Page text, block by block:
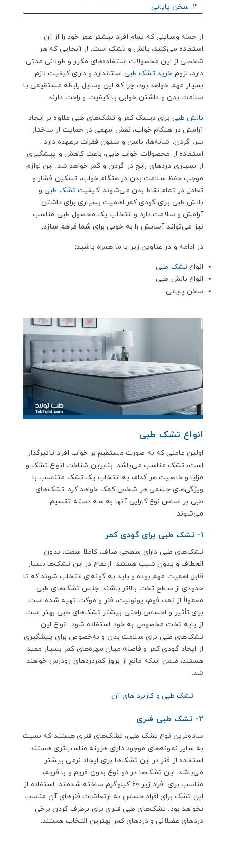
3. سخن پایانی
از جمله وسایلی که تمام افراد بیشتر عمر خود را از آن
استفاده می‌کنند، بالش و تشک است. از آنجایی که هر
شخصی از این محصولات استفاده‌های مکرر و طولانی مدتی
دارد، لزوم خرید تشک طبی استاندارد و دارای کیفیت لازم
بسیار مهم خواهد بود، چرا که این وسایل رابطه مستقیمی با
سلامت بدن و داشتن خوابی با کیفیت و راحت دارند.
بالش طبی برای دیسک کمر و تشک‌های طبی علاوه بر ایجاد
آرامش در هنگام خواب، نقش مهمی در حمایت از ساختار
سر، گردن، شانه‌ها، باسن و ستون فقرات برعهده دارد.
استفاده از محصولات خواب طبی، باعث کاهش و پیشگیری
از بسیاری دردهای رایج در گردن و کمر خواهد شد. این لوازم
موجب حفظ سلامت بدن در هنگام خواب، تسکین فشار و
تعادل در تمام نقاط بدن می‌شوند. کیفیتتشک طبی و
بالش طبی برای گودی کمر اهمیت بسیاری برای داشتن
آرامش و سلامت دارد و انتخاب یک محصول طبی مناسب
نیز می‌تواند آسایش را به خوبی برای شما فراهم سازد.
در ادامه و در عناوین زیر با ما همراه باشید:
انواع تشک طبی
انواع بالش طبی
سخن پایانی
انواع تشک طبی
اولین عاملی که به صورت مستقیم بر خواب افراد تاثیرگذار
است، تشک مناسب می‌باشد. بنابراین شناخت انواع تشک و
مزایا و خاصیت هر کدام، به انتخاب یک تشک متناسب با
ویژگی‌های جسمی هر شخص کمک خواهد کرد. تشک‌های
طبی بر اساس نوع کارایی آنها به سه دسته تقسیم
می‌شوند:
1- تشک طبی برای گودی کمر
تشک‌های طبی دارای سطحی صاف، کاملاً سفت، بدون
انعطاف و بدون شیب هستند. ارتفاع در این تشک‌ها بسیار
قابل اهمیت مهم بوده و باید به گونه‌ای انتخاب شوند که تا
حدودی از سطح تخت بالاتر باشند. جنس تشک‌های طبی
معمولاً از نمد، فوم، یونولیت، فنر و موکت تهیه شده است.
برای تأثیر و احساس راحتی بیشتر تشک‌های طبی بهتر است
از پایه تخت مخصوص به خود استفاده شود. انواع این
تشک‌های طبی برای سلامت بدن و به‌خصوص برای پیشگیری
از ایجاد گودی کمر و فاصله میان مهره‌های کمر بسیار مفید
هستند، ضمن اینکه مانع از بروز کمردردهای زودرس خواهند
شد.
تشک طبی و کاربرد های آن
2- تشک طبی فنری
ساده‌ترین نوع تشک طبی، تشک‌های فنری هستند که نسبت
به سایر نمونه‌های موجود دارای هزینه مناسب‌تری هستند.
استفاده از فنر در این تشک‌ها برای ایجاد نرمی بیشتر
می‌باشد. این تشک‌ها در دو نوع بدون فریم و با فریم،
مناسب برای افراد زیر 60 کیلوگرم ساخته شده‌اند. استفاده از
این تشک برای افراد حساس به ارتعاشات فنرهای آن مناسب
نخواهد بود. تشک‌های طبی فنری برای برطرف کردن برخی
دردهای عضلانی و دردهای کمر بهترین انتخاب هستند.